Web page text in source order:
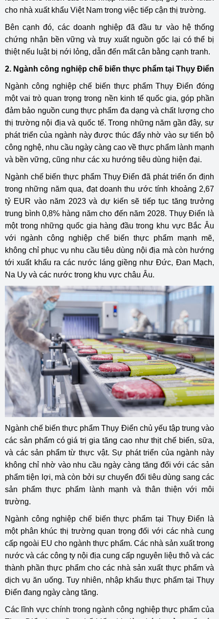
cho nhà xuất khẩu Việt Nam trong việc tiếp cận thị trường.
Bên cạnh đó, các doanh nghiệp đã đầu tư vào hệ thống
chứng nhận bền vững và truy xuất nguồn gốc lại có thể bị
thiệt nếu luật bị nới lỏng, dẫn đến mất cân bằng cạnh tranh.
2. Ngành công nghiệp chế biến thực phẩm tại Thụy Điển
Ngành công nghiệp chế biến thực phẩm Thụy Điển đóng
một vai trò quan trọng trong nền kinh tế quốc gia, góp phần
đảm bảo nguồn cung thực phẩm đa dạng và chất lượng cho
thị trường nội địa và quốc tế. Trong những năm gần đây, sự
phát triển của ngành này được thúc đẩy nhờ vào sự tiến bộ
công nghệ, nhu cầu ngày càng cao về thực phẩm lành mạnh
và bền vững, cũng như các xu hướng tiêu dùng hiện đại.
Ngành chế biến thực phẩm Thụy Điển đã phát triển ổn định
trong những năm qua, đạt doanh thu ước tính khoảng 2,67
tỷ EUR vào năm 2023 và dự kiến sẽ tiếp tục tăng trưởng
trung bình 0,8% hàng năm cho đến năm 2028. Thụy Điển là
một trong những quốc gia hàng đầu trong khu vực Bắc Âu
với ngành công nghiệp chế biến thực phẩm mạnh mẽ,
không chỉ phục vụ nhu cầu tiêu dùng nội địa mà còn hướng
tới xuất khẩu ra các nước láng giềng như Đức, Đan Mạch,
Na Uy và các nước trong khu vực châu Âu.
Ngành chế biến thực phẩm Thụy Điển chủ yếu tập trung vào
các sản phẩm có giá trị gia tăng cao như thịt chế biến, sữa,
và các sản phẩm từ thực vật. Sự phát triển của ngành này
không chỉ nhờ vào nhu cầu ngày càng tăng đối với các sản
phẩm tiện lợi, mà còn bởi sự chuyển đổi tiêu dùng sang các
sản phẩm thực phẩm lành mạnh và thân thiện với môi
trường.
Ngành công nghiệp chế biến thực phẩm tại Thụy Điển là
một phân khúc thị trường quan trọng đối với các nhà cung
cấp ngoài EU cho ngành thực phẩm. Các nhà sản xuất trong
nước và các công ty nội địa cung cấp nguyên liệu thô và các
thành phần thực phẩm cho các nhà sản xuất thực phẩm và
dịch vụ ăn uống. Tuy nhiên, nhập khẩu thực phẩm tại Thụy
Điển đang ngày càng tăng.
Các lĩnh vực chính trong ngành công nghiệp thực phẩm của